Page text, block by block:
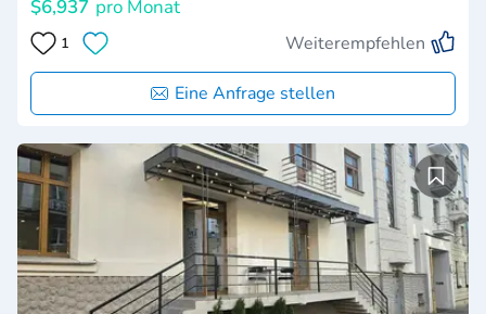
$6,937 pro Monat
1 Weiterempfehlen
Eine Anfrage stellen